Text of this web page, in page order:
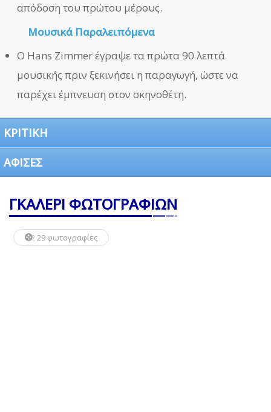
απόδοση του πρώτου μέρους.
Μουσικά Παραλειπόμενα
Ο Hans Zimmer έγραψε τα πρώτα 90 λεπτά
μουσικής πριν ξεκινήσει η παραγωγή, ώστε να
παρέχει έμπνευση στον σκηνοθέτη.
ΚΡΙΤΙΚΗ
ΑΦΙΣΕΣ
ΓΚΑΛΕΡΙ ΦΩΤΟΓΡΑΦΙΩΝ
29 φωτογραφίες